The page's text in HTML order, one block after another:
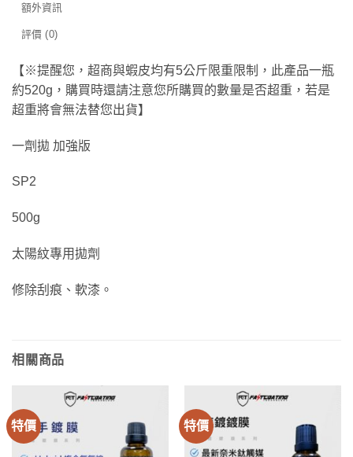
額外資訊
評價 (0)
【※提醒您，超商與蝦皮均有5公斤限重限制，此產品一瓶
約520g，購買時還請注意您所購買的數量是否超重，若是
超重將會無法替您出貨】
一劑拋 加強版
SP2
500g
太陽紋專用拋劑
修除刮痕、軟漆。
相關商品
特價 特價